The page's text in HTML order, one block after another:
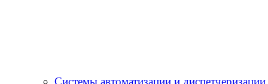
Системы автоматизации и диспетчеризации